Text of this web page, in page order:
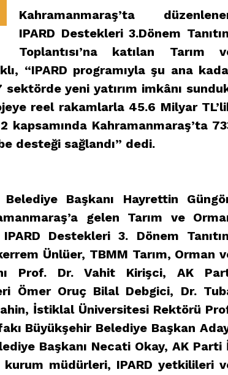
Kahramanmaraş’ta
IPARD Destekleri 3.Dönem
Toplantısı’na katılan Tarım
“IPARD programıyla şu ana
yeni yatırım imkânı
reel rakamlarla 45.6 Milyar
kapsamında Kahramanmaraş’ta
desteği sağlandı” dedi.
Başkanı Hayrettin
gelen Tarım ve
Destekleri 3. Dönem
Ünlüer, TBMM Tarım, Orman
Prof. Dr. Vahit Kirişci, AK
Ömer Oruç Bilal Debgici, Dr.
İstiklal Üniversitesi Rektörü
Büyükşehir Belediye Başkan
Başkanı Necati Okay, AK Parti
kurum müdürleri, IPARD yetkilileri